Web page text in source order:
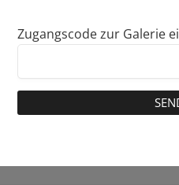
Zugangscode zur Galerie